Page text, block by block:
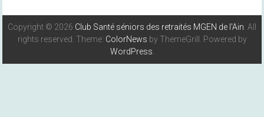
Copyright © 2026 Club Santé séniors des retraités MGEN de l'Ain . All
rights reserved. Theme: ColorNews by ThemeGrill. Powered by
WordPress